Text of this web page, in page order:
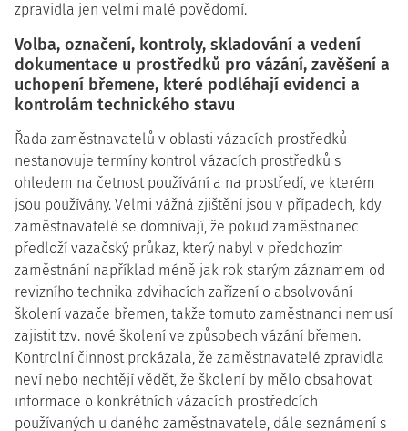
zpravidla jen velmi malé povědomí.
Volba, označení, kontroly, skladování a vedení
dokumentace u prostředků pro vázání, zavěšení a
uchopení břemene, které podléhají evidenci a
kontrolám technického stavu
Řada zaměstnavatelů v oblasti vázacích prostředků
nestanovuje termíny kontrol vázacích prostředků s
ohledem na četnost používání a na prostředí, ve kterém
jsou používány. Velmi vážná zjištění jsou v případech, kdy
zaměstnavatelé se domnívají, že pokud zaměstnanec
předloží vazačský průkaz, který nabyl v předchozím
zaměstnání například méně jak rok starým záznamem od
revizního technika zdvihacích zařízení o absolvování
školení vazače břemen, takže tomuto zaměstnanci nemusí
zajistit tzv. nové školení ve způsobech vázání břemen.
Kontrolní činnost prokázala, že zaměstnavatelé zpravidla
neví nebo nechtějí vědět, že školení by mělo obsahovat
informace o konkrétních vázacích prostředcích
používaných u daného zaměstnavatele, dále seznámení s